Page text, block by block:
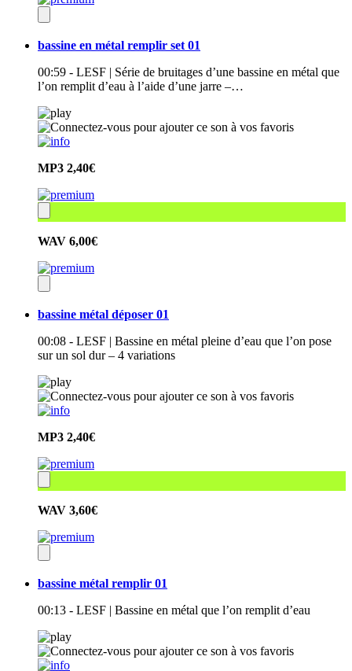
bassine en métal remplir set 01
00:59 - LESF | Série de bruitages d’une bassine en métal que
l’on remplit d’eau à l’aide d’une jarre –…
MP3 2,40€
WAV 6,00€
bassine métal déposer 01
00:08 - LESF | Bassine en métal pleine d’eau que l’on pose
sur un sol dur – 4 variations
MP3 2,40€
WAV 3,60€
bassine métal remplir 01
00:13 - LESF | Bassine en métal que l’on remplit d’eau